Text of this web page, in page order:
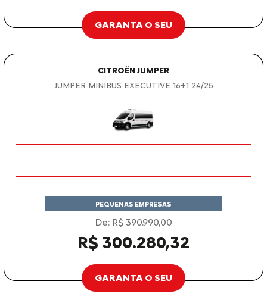
GARANTA O SEU
CITROËN JUMPER
JUMPER MINIBUS EXECUTIVE 16+1 24/25
PEQUENAS EMPRESAS
De: R$ 390.990,00
R$ 300.280,32
GARANTA O SEU